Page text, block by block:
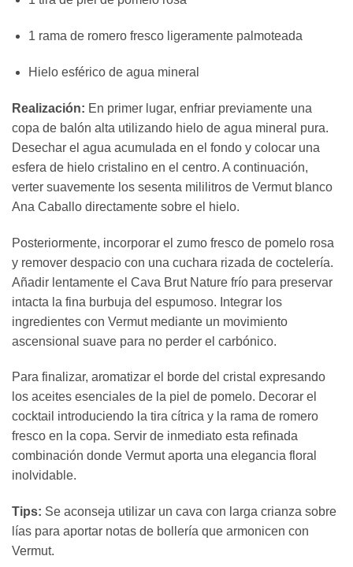
1 rama de romero fresco ligeramente palmoteada
Hielo esférico de agua mineral
Realización: En primer lugar, enfriar previamente una
copa de balón alta utilizando hielo de agua mineral pura.
Desechar el agua acumulada en el fondo y colocar una
esfera de hielo cristalino en el centro. A continuación,
verter suavemente los sesenta mililitros de Vermut blanco
Ana Caballo directamente sobre el hielo.
Posteriormente, incorporar el zumo fresco de pomelo rosa
y remover despacio con una cuchara rizada de coctelería.
Añadir lentamente el Cava Brut Nature frío para preservar
intacta la fina burbuja del espumoso. Integrar los
ingredientes con Vermut mediante un movimiento
ascensional suave para no perder el carbónico.
Para finalizar, aromatizar el borde del cristal expresando
los aceites esenciales de la piel de pomelo. Decorar el
cocktail introduciendo la tira cítrica y la rama de romero
fresco en la copa. Servir de inmediato esta refinada
combinación donde Vermut aporta una elegancia floral
inolvidable.
Tips: Se aconseja utilizar un cava con larga crianza sobre
lías para aportar notas de bollería que armonicen con
Vermut.